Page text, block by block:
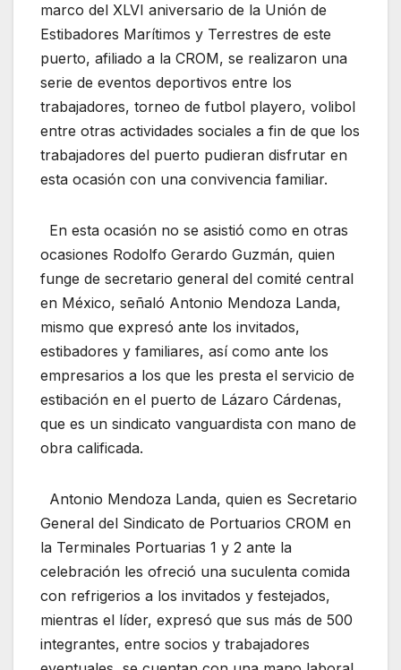
marco del XLVI aniversario de la Unión de
Estibadores Marítimos y Terrestres de este
puerto, afiliado a la CROM, se realizaron una
serie de eventos deportivos entre los
trabajadores, torneo de futbol playero, volibol
entre otras actividades sociales a fin de que los
trabajadores del puerto pudieran disfrutar en
esta ocasión con una convivencia familiar.
En esta ocasión no se asistió como en otras
ocasiones Rodolfo Gerardo Guzmán, quien
funge de secretario general del comité central
en México, señaló Antonio Mendoza Landa,
mismo que expresó ante los invitados,
estibadores y familiares, así como ante los
empresarios a los que les presta el servicio de
estibación en el puerto de Lázaro Cárdenas,
que es un sindicato vanguardista con mano de
obra calificada.
Antonio Mendoza Landa, quien es Secretario
General del Sindicato de Portuarios CROM en
la Terminales Portuarias 1 y 2 ante la
celebración les ofreció una suculenta comida
con refrigerios a los invitados y festejados,
mientras el líder, expresó que sus más de 500
integrantes, entre socios y trabajadores